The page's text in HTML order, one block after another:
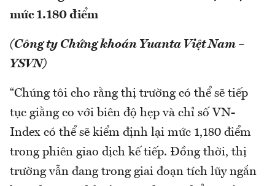
mức 1.180 điểm
(Công ty Chứng khoán Yuanta Việt Nam –
YSVN)
“Chúng tôi cho rằng thị trường có thể sẽ tiếp
tục giằng co với biên độ hẹp và chỉ số VN-
Index có thể sẽ kiểm định lại mức 1,180 điểm
trong phiên giao dịch kế tiếp. Đồng thời, thị
trường vẫn đang trong giai đoạn tích lũy ngắn